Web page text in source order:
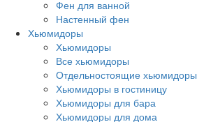
Фен для ванной
Настенный фен
Хьюмидоры
Хьюмидоры
Все хьюмидоры
Отдельностоящие хьюмидоры
Хьюмидоры в гостиницу
Хьюмидоры для бара
Хьюмидоры для дома